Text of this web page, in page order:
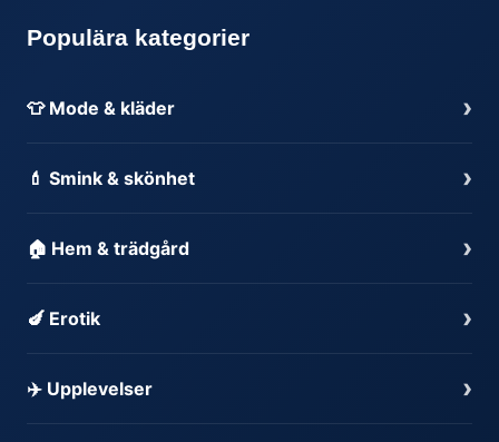
Populära kategorier
👕 Mode & kläder ›
💄 Smink & skönhet ›
🏠 Hem & trädgård ›
🍆 Erotik ›
✈️ Upplevelser ›